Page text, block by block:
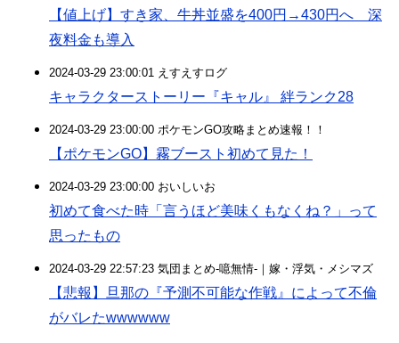
【値上げ】すき家、牛丼並盛を400円→430円へ 深
夜料金も導入
2024-03-29 23:00:01 えすえすログ
キャラクターストーリー『キャル』 絆ランク28
2024-03-29 23:00:00 ポケモンGO攻略まとめ速報！！
【ポケモンGO】霧ブースト初めて見た！
2024-03-29 23:00:00 おいしいお
初めて食べた時「言うほど美味くもなくね？」って
思ったもの
2024-03-29 22:57:23 気団まとめ-噫無情-｜嫁・浮気・メシマズ
【悲報】旦那の『予測不可能な作戦』によって不倫
がバレたwwwwww